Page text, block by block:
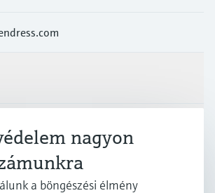
nagyon
a böngészési élmény